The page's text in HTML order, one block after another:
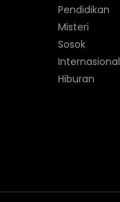
Pendidikan
Misteri
Sosok
Internasional
Hiburan